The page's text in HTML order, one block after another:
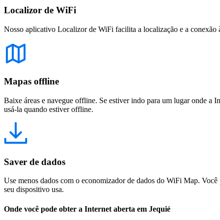
Localizor de WiFi
Nosso aplicativo Localizor de WiFi facilita a localização e a conexão
Mapas offline
Baixe áreas e navegue offline. Se estiver indo para um lugar onde a
usá-la quando estiver offline.
Saver de dados
Use menos dados com o economizador de dados do WiFi Map.
seu dispositivo usa.
Onde você pode obter a Internet aberta em Jequié